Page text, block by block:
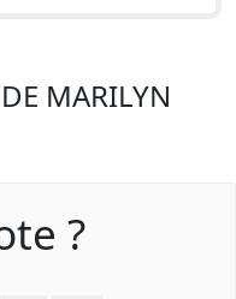
MARILYN
?